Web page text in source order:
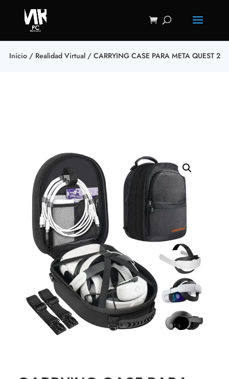
Inicio/ Realidad Virtual/ CARRYING CASE PARA META QUEST 2